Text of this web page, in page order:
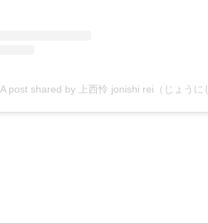
A post shared by 上西怜 jonishi rei（じょうに